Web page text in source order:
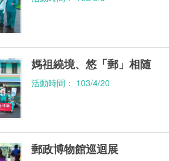
媽祖繞境、悠「郵」相随
活動時間： 103/4/20
郵政博物館巡迴展